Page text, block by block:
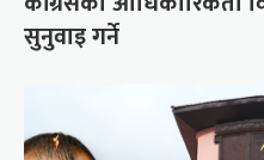
सुनुवाइ गर्ने